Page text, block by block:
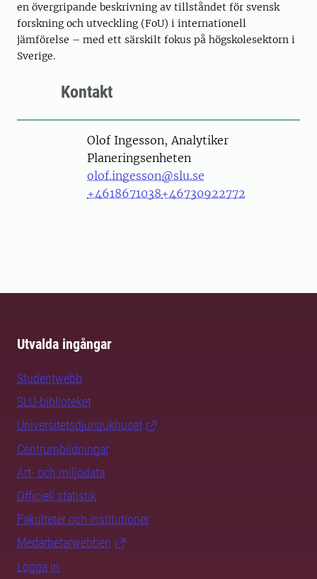
en övergripande beskrivning av tillståndet för svensk
forskning och utveckling (FoU) i internationell
jämförelse – med ett särskilt fokus på högskolesektorn i
Sverige.
Kontakt
PersonOlof Ingesson, Analytiker
Planeringsenheten
olof.ingesson@slu.se
+4618671038+46730922772
Utvalda ingångar
Studentwebb
SLU-biblioteket
Universitetsdjursjukhuset
Centrumbildningar
Art- och miljödata
Officiell statistik
Fakulteter och institutioner
Medarbetarwebben
Logga in